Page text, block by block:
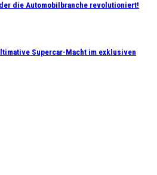
die Automobilbranche revolutioniert!
Supercar-Macht im exklusiven